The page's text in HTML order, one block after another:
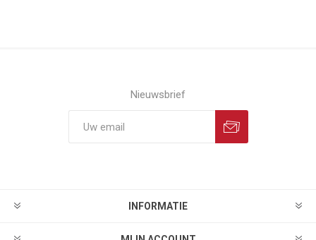
Nieuwsbrief
INFORMATIE